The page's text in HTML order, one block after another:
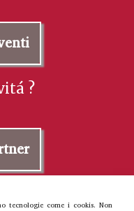
tecnologie come i cookis. Non
?